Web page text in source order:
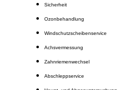
Sicherheit
Ozonbehandlung
Windschutzscheibenservice
Achsvermessung
Zahnriemenwechsel
Abschleppservice